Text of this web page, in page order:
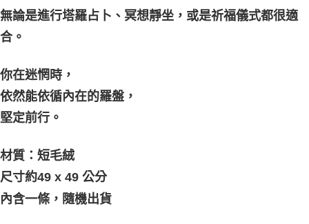
無論是進行塔羅占卜、冥想靜坐，或是祈福儀式都很適
合。
你在迷惘時，
依然能依循內在的羅盤，
堅定前行。
材質：短毛絨
尺寸約49 x 49 公分
內含一條，隨機出貨